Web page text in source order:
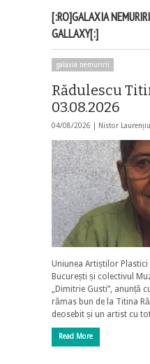
[:RO]GALAXIA
GALLAXY[:]
galaxia nemuririi
Rădulescu
03.08.2026
04/08/2026 | Nistor Laurențiu
Uniunea Artiștilor
București și colectivul
„Dimitrie Gusti”, anunță
rămas bun de la Titina
deosebit și un artist cu
Read More